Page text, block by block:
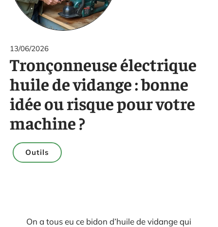
13/06/2026
Tronçonneuse électrique
huile de vidange : bonne
idée ou risque pour votre
machine ?
Outils
On a tous eu ce bidon d’huile de vidange qui